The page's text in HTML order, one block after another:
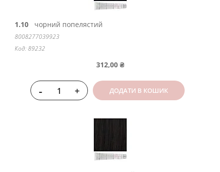
1.10 чорний попелястий
8008277039923
Код: 89232
312,00 ₴
- + ДОДАТИ В КОШИК